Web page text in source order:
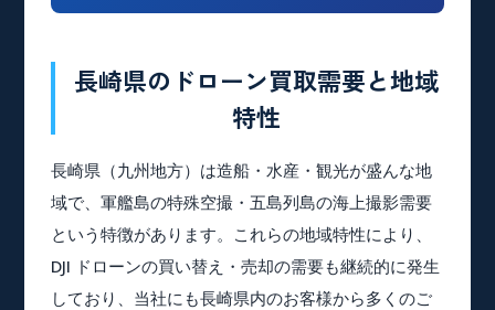
長崎県のドローン買取需要と地域
特性
長崎県（九州地方）は造船・水産・観光が盛んな地
域で、軍艦島の特殊空撮・五島列島の海上撮影需要
という特徴があります。これらの地域特性により、
DJI ドローンの買い替え・売却の需要も継続的に発生
しており、当社にも長崎県内のお客様から多くのご